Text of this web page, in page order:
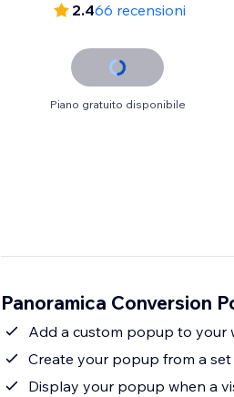
2.466 recensioni
Piano gratuito disponibile
Panoramica Conversion
Add a custom popup to your
Create your popup from a
Display your popup when a